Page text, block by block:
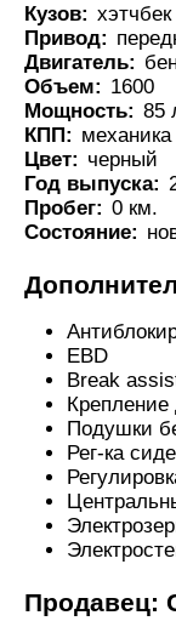
Кузов: хэтчбек
Привод:
Двигатель:
Объем: 1600
Мощность: 85
КПП: механика
Цвет: черный
Год выпуска:
Пробег: 0 км.
Состояние:
EBD
Break
Крепление
Подушки
Рег-ка
Продавец: